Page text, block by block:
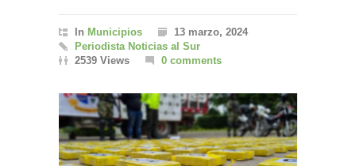
In Municipios
13 marzo, 2024
Periodista Noticias al Sur
2539 Views
0 comments